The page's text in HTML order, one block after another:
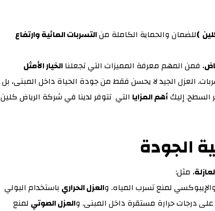
)للضمان والحماية الكاملة منالتسربات المائية وارتفاع
، فمن المهم معرفة المميزات التي تجعلناالخيار الأمثل
العزل الجيد لا يحسن فقط من جودة الحياة داخل المبنى، بل
السطح. إليكأهم المزايا التي تتوفر لدينا في شركة الرياض كلين
الجودة
، مثل:
والإيبوكسي لمنع تسرب المياه. والعزل الحراري باستخدام البولي
على درجات حرارة مستقرة داخل المبنى. والعزل الصوتي لمنع